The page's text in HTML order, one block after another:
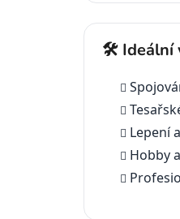
🛠️ Ideální
Lepení
Hobby